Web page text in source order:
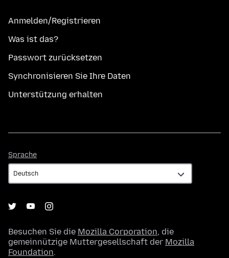
Anmelden/Registrieren
Was ist das?
Passwort zurücksetzen
Synchronisieren Sie Ihre Daten
Unterstützung erhalten
Sprache
Besuchen Sie die Mozilla Corporation, die
gemeinnützige Muttergesellschaft der Mozilla
Foundation.